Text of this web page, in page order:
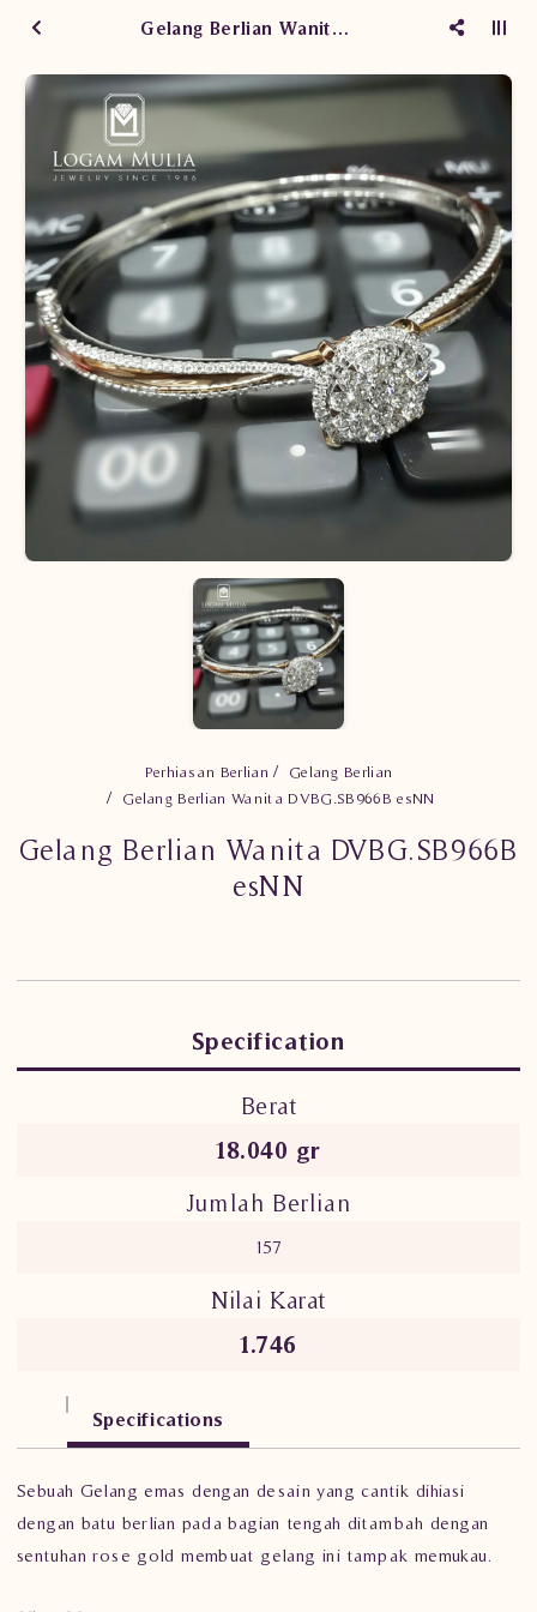
Gelang Berlian Wanita DVBG.SB966B esNN
Perhiasan Berlian
Gelang Berlian
Gelang Berlian Wanita DVBG.SB966B esNN
Gelang Berlian Wanita DVBG.SB966B
esNN
Specification
Berat
18.040 gr
Jumlah Berlian
157
Nilai Karat
1.746
Specifications
Sebuah Gelang emas dengan desain yang cantik dihiasi
dengan batu berlian pada bagian tengah ditambah dengan
sentuhan rose gold membuat gelang ini tampak memukau.